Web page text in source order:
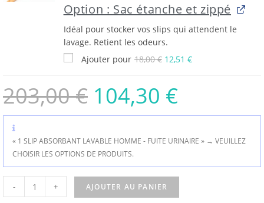
Option : Sac étanche et zippé
Idéal pour stocker vos slips qui attendent le
lavage. Retient les odeurs.
Ajouter pour 18,00€ 12,51 €
203,00€ 104,30 €
« 1 SLIP ABSORBANT LAVABLE HOMME - FUITE URINAIRE » → VEUILLEZ
CHOISIR LES OPTIONS DE PRODUITS.
- + AJOUTER AU PANIER